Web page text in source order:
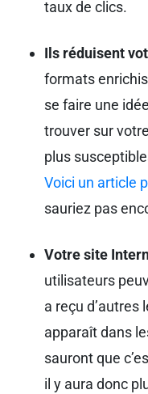
taux de clics.
Ils réduisent
formats
se faire une
trouver sur
plus
Voici un article
sauriez pas
Votre site
utilisateurs
a reçu d’autres
apparaît dans
sauront que
il y aura donc